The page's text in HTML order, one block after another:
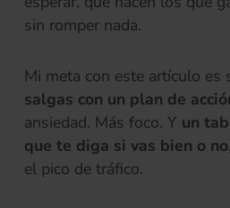
sin romper nada.
Mi meta con este artículo es
salgas con un plan de
ansiedad. Más foco. Y un
que te diga si vas bien o no
el pico de tráfico.